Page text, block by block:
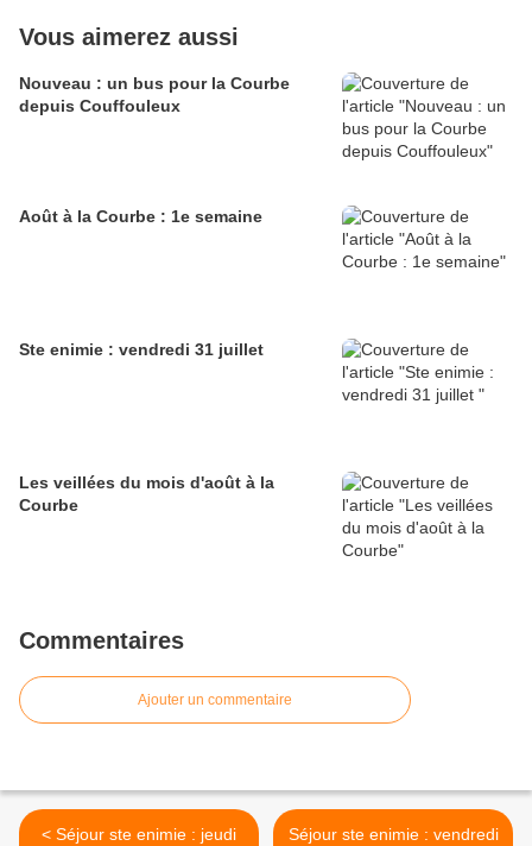
Vous aimerez aussi
Nouveau : un bus pour la Courbe
depuis Couffouleux
Août à la Courbe : 1e semaine
Ste enimie : vendredi 31 juillet
Les veillées du mois d'août à la
Courbe
Commentaires
Ajouter un commentaire
< Séjour ste enimie : jeudi
Séjour ste enimie : vendredi